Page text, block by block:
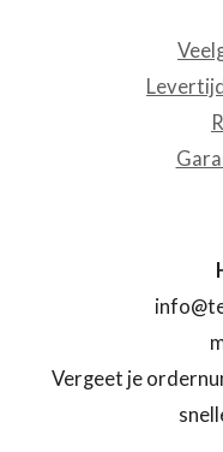
Vergeet je